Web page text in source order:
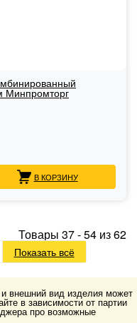
Минпромторг
В КОРЗИНУ
Товары 37-54 из62
Показать всё
внешний вид изделия может
в зависимости от партии
про возможные